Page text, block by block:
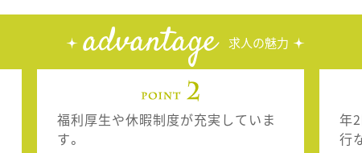
advantage 求人の魅力
福利厚生や休暇制度が充実していま
す。
年
行